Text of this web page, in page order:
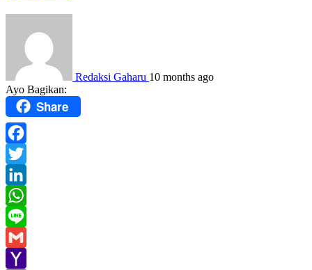
Redaksi Gaharu 10 months ago
Ayo Bagikan:
Share
Facebook
Twitter
LinkedIn
WhatsApp
Line
Gmail